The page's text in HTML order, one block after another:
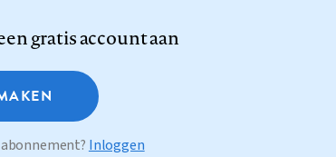
gratis account aan
Inloggen